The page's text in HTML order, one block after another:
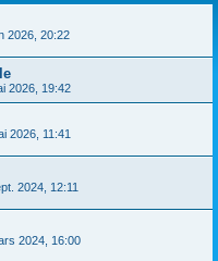
2026, 20:22
2026, 19:42
2026, 11:41
2024, 12:11
2024, 16:00